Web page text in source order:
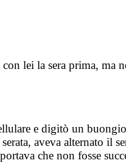
lei la sera prima, ma
e digitò un
aveva alternato il
che non fosse